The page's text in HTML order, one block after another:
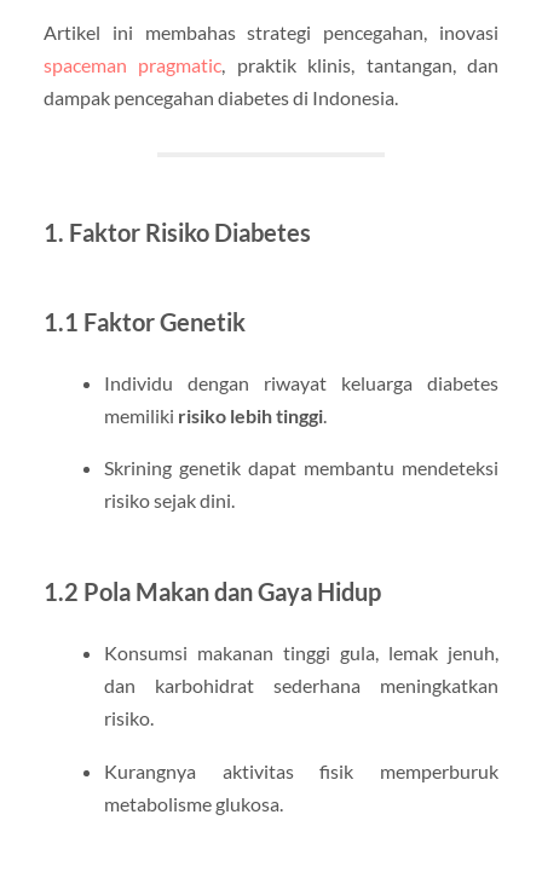
Artikel ini membahas strategi pencegahan, inovasi
spaceman pragmatic, praktik klinis, tantangan, dan
dampak pencegahan diabetes di Indonesia.
1. Faktor Risiko Diabetes
1.1 Faktor Genetik
Individu dengan riwayat keluarga diabetes
memiliki risiko lebih tinggi.
Skrining genetik dapat membantu mendeteksi
risiko sejak dini.
1.2 Pola Makan dan Gaya Hidup
Konsumsi makanan tinggi gula, lemak jenuh,
dan karbohidrat sederhana meningkatkan
risiko.
Kurangnya aktivitas fisik memperburuk
metabolisme glukosa.